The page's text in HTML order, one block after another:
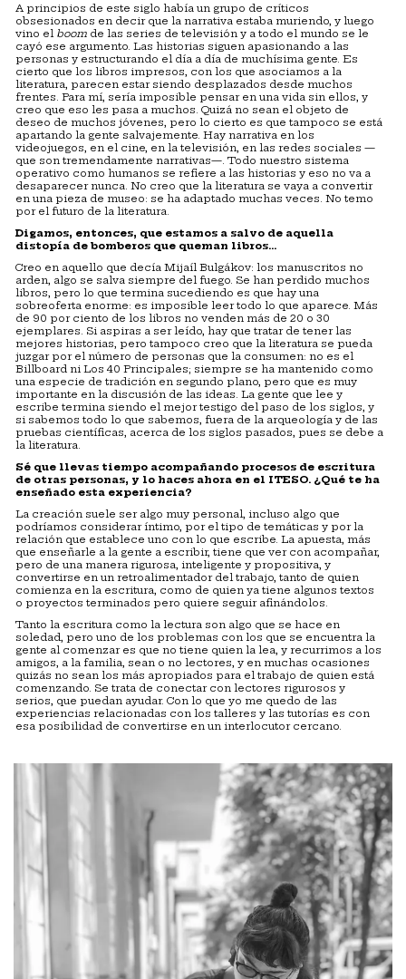
A principios de este siglo había un grupo de críticos
obsesionados en decir que la narrativa estaba muriendo, y luego
vino el boom de las series de televisión y a todo el mundo se le
cayó ese argumento. Las historias siguen apasionando a las
personas y estructurando el día a día de muchísima gente. Es
cierto que los libros impresos, con los que asociamos a la
literatura, parecen estar siendo desplazados desde muchos
frentes. Para mí, sería imposible pensar en una vida sin ellos, y
creo que eso les pasa a muchos. Quizá no sean el objeto de
deseo de muchos jóvenes, pero lo cierto es que tampoco se está
apartando la gente salvajemente. Hay narrativa en los
videojuegos, en el cine, en la televisión, en las redes sociales —
que son tremendamente narrativas—. Todo nuestro sistema
operativo como humanos se refiere a las historias y eso no va a
desaparecer nunca. No creo que la literatura se vaya a convertir
en una pieza de museo: se ha adaptado muchas veces. No temo
por el futuro de la literatura.
Digamos, entonces, que estamos a salvo de aquella
distopía de bomberos que queman libros…
Creo en aquello que decía Mijaíl Bulgákov: los manuscritos no
arden, algo se salva siempre del fuego. Se han perdido muchos
libros, pero lo que termina sucediendo es que hay una
sobreoferta enorme: es imposible leer todo lo que aparece. Más
de 90 por ciento de los libros no venden más de 20 o 30
ejemplares. Si aspiras a ser leído, hay que tratar de tener las
mejores historias, pero tampoco creo que la literatura se pueda
juzgar por el número de personas que la consumen: no es el
Billboard ni Los 40 Principales; siempre se ha mantenido como
una especie de tradición en segundo plano, pero que es muy
importante en la discusión de las ideas. La gente que lee y
escribe termina siendo el mejor testigo del paso de los siglos, y
si sabemos todo lo que sabemos, fuera de la arqueología y de las
pruebas científicas, acerca de los siglos pasados, pues se debe a
la literatura.
Sé que llevas tiempo acompañando procesos de escritura
de otras personas, y lo haces ahora en el ITESO. ¿Qué te ha
enseñado esta experiencia?
La creación suele ser algo muy personal, incluso algo que
podríamos considerar íntimo, por el tipo de temáticas y por la
relación que establece uno con lo que escribe. La apuesta, más
que enseñarle a la gente a escribir, tiene que ver con acompañar,
pero de una manera rigurosa, inteligente y propositiva, y
convertirse en un retroalimentador del trabajo, tanto de quien
comienza en la escritura, como de quien ya tiene algunos textos
o proyectos terminados pero quiere seguir afinándolos.
Tanto la escritura como la lectura son algo que se hace en
soledad, pero uno de los problemas con los que se encuentra la
gente al comenzar es que no tiene quien la lea, y recurrimos a los
amigos, a la familia, sean o no lectores, y en muchas ocasiones
quizás no sean los más apropiados para el trabajo de quien está
comenzando. Se trata de conectar con lectores rigurosos y
serios, que puedan ayudar. Con lo que yo me quedo de las
experiencias relacionadas con los talleres y las tutorías es con
esa posibilidad de convertirse en un interlocutor cercano.